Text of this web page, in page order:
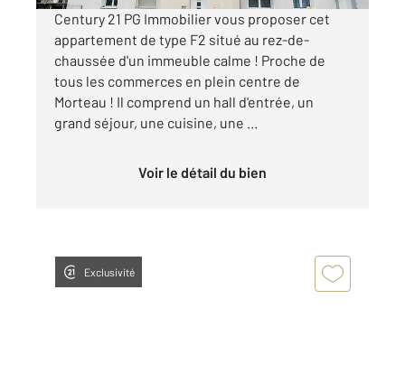
Century 21 PG Immobilier vous proposer cet
appartement de type F2 situé au rez-de-
chaussée d'un immeuble calme ! Proche de
tous les commerces en plein centre de
Morteau ! Il comprend un hall d'entrée, un
grand séjour, une cuisine, une ...
Voir le détail du bien
Exclusivité